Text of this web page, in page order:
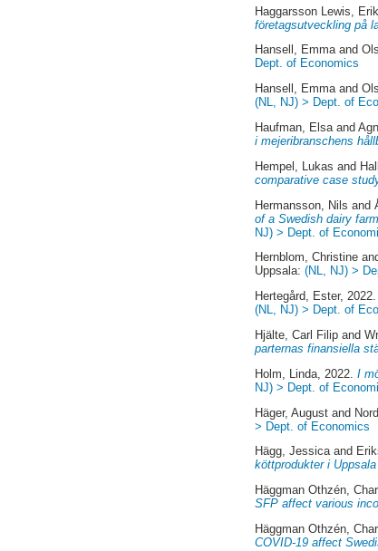
Haggarsson Lewis, Erik
företagsutveckling på
Hansell, Emmaand
Dept. of Economics
Hansell, Emmaand
(NL, NJ) > Dept. of
Haufman, Elsaand
i mejeribranschens
Hempel, Lukas and
comparative case
Hermansson, Nils and
of a Swedish dairy
NJ) > Dept. of
Hernblom, Christine
Uppsala:(NL, NJ) >
Hertegård, Ester, 2022.
(NL, NJ) > Dept. of
Hjälte, Carl Filip and
parternas finansiella
Holm, Linda , 2022.I
NJ) > Dept. of
Häger, August and
> Dept. of Economics
Hägg, Jessicaand
köttprodukter i Uppsala
Häggman Othzén,
SFP affect various
Häggman Othzén,
COVID-19 affect